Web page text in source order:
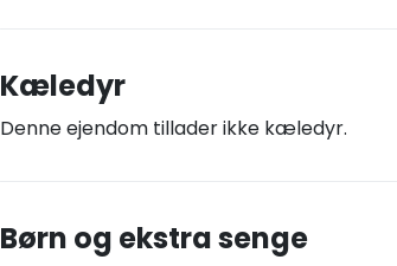
Kæledyr
Denne ejendom tillader ikke kæledyr.
Børn og ekstra senge